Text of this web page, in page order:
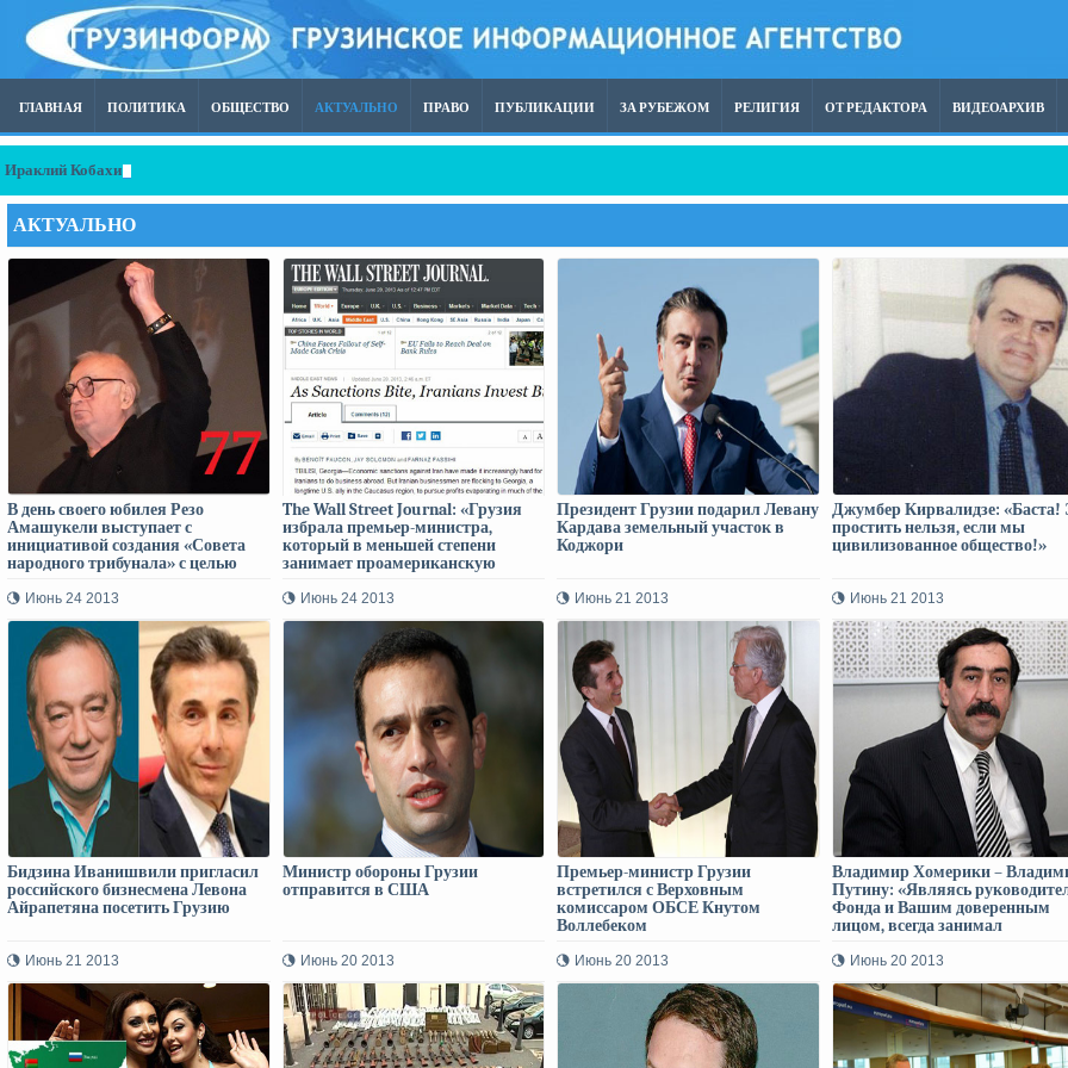
ГЛАВНАЯ ПОЛИТИКА ОБЩЕСТВО АКТУАЛЬНО ПРАВО ПУБЛИКАЦИИ ЗА РУБЕЖОМ РЕЛИГИЯ ОТ РЕДАКТОРА ВИДЕОАРХИВ
Ираклий Кобахидзе — Работы по строительству глубоководного порта в Анаклии вошли в активную фазу, первая стадия должна завершиться в 2029
АКТУАЛЬНО
В день своего юбилея Резо
Амашукели выступает с
инициативой создания «Совета
народного трибунала» с целью
Июнь 24 2013
The Wall Street Journal: «Грузия
избрала премьер-министра,
который в меньшей степени
занимает проамериканскую
пытается осуществлять
независимую от США политику» -
реакция посольства США и
заявление Цулукиани
Июнь 24 2013
Президент Грузии подарил Левану
Кардава земельный участок в
Коджори
Июнь 21 2013
Джумбер Кирвалидзе: «Баста!
простить нельзя, если мы
цивилизованное общество!»
Июнь 21 2013
Бидзина Иванишвили пригласил
российского бизнесмена Левона
Айрапетяна посетить Грузию
Июнь 21 2013
Министр обороны Грузии
отправится в США
Июнь 20 2013
Премьер-министр Грузии
встретился с Верховным
комиссаром ОБСЕ Кнутом
Воллебеком
Июнь 20 2013
Владимир Хомерики –
Путину: «Являясь
Фонда и Вашим доверенным
лицом, всегда занимал
поддерживал проводимые Вами
реформы…»
Июнь 20 2013